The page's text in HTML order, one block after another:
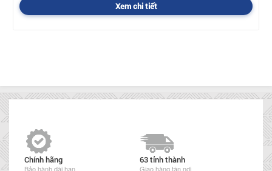
Xem chi tiết
Chính hãng
Bảo hành dài hạn
63 tỉnh thành
Giao hàng tận nơi